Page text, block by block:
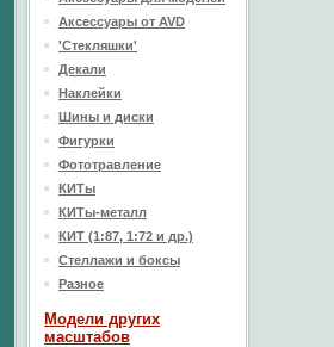
Аксессуары от AVD
'Стекляшки'
Декали
Наклейки
Шины и диски
Фигурки
Фототравление
КИТы
КИТы-металл
КИТ (1:87, 1:72 и др.)
Стеллажи и боксы
Разное
Модели других
масштабов